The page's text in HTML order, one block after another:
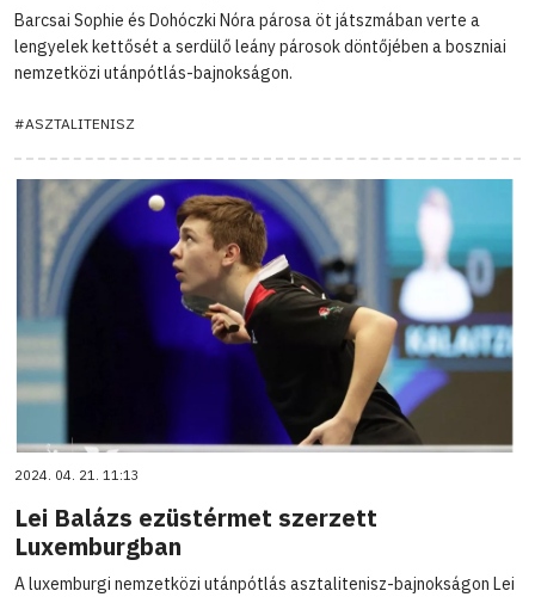
Barcsai Sophie és Dohóczki Nóra párosa öt játszmában verte a
lengyelek kettősét a serdülő leány párosok döntőjében a boszniai
nemzetközi utánpótlás-bajnokságon.
#ASZTALITENISZ
2024. 04. 21. 11:13
Lei Balázs ezüstérmet szerzett
Luxemburgban
A luxemburgi nemzetközi utánpótlás asztalitenisz-bajnokságon Lei